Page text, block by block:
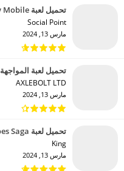
تحميل لعبة Dragon City Mobile مهكرة للاندرويد 2024
Social Point‏
مارس 13, 2024
تحميل لعبة المواجهة 2 مهكرة للاندرويد 2024
AXLEBOLT LTD‏
مارس 13, 2024
تحميل لعبة Farm Heroes Saga مهكرة للاندرويد 2024
King‏
مارس 13, 2024